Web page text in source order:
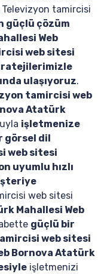
Televizyon tamircisi
güçlü çözüm
Web
web sitesi
ulaşıyoruz.
tamircisi web
Atatürk
işletmenize
görsel dil
web sitesi
uyumlu hızlı
web sitesi
Mahallesi Web
güçlü bir
web sitesi
Bornova Atatürk
işletmenizi